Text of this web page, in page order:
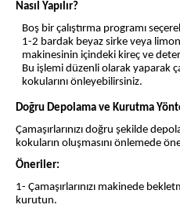
Nasıl Yapılır?
Boş bir çalıştırma programı
1-2 bardak beyaz sirke veya
makinesinin içindeki kireç ve
Bu işlemi düzenli olarak yaparak
kokularını önleyebilirsiniz.
Doğru Depolama ve Kurutma
Çamaşırlarınızı doğru şekilde
kokuların oluşmasını önlemede
Öneriler:
1- Çamaşırlarınızı makinede
kurutun.